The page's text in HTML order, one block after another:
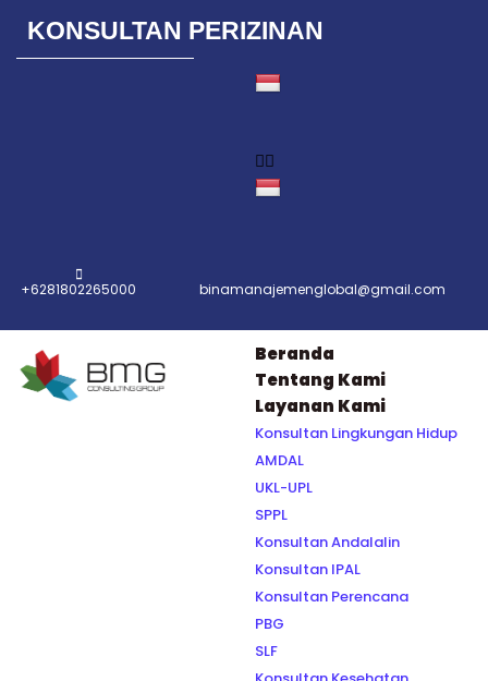
Lompat
KONSULTAN PERIZINAN
+6281802265000 binamanajemenglobal@gmail.com
Beranda
Tentang Kami
Layanan Kami
Konsultan Lingkungan Hidup
AMDAL
UKL-UPL
SPPL
Konsultan Andalalin
Konsultan IPAL
Konsultan Perencana
PBG
SLF